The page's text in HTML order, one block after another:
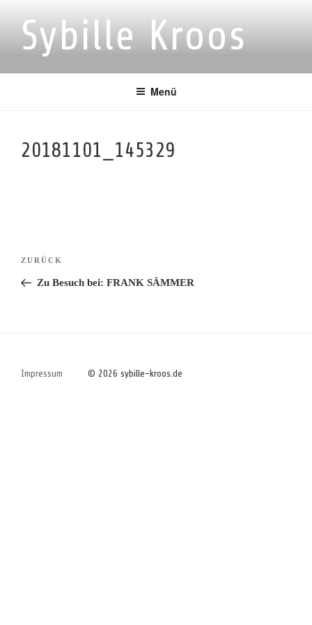
Inhalt
springenSybille Kroos
Menü
20181101_145329
Beitragsnavigation
Vorheriger
Beitrag
ZURÜCK
Zu Besuch bei: FRANK SÄMMER
Impressum © 2026 sybille-kroos.de